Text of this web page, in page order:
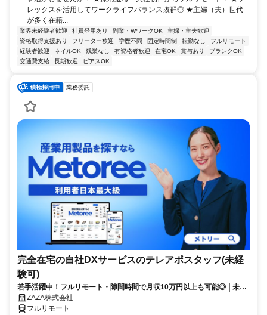
レックスを活用してワークライフバランス抜群◎ ★主婦（夫）世代
が多く在籍...
業界未経験者歓迎 社員登用あり 副業・WワークOK
主婦・主夫歓迎
資格取得支援あり
フリーター歓迎 学歴不問 固定時間制 転勤なし
フルリモート
経験者歓迎
ネイルOK 残業なし 有資格者歓迎 在宅OK 賞与あり
ブランクOK
交通費支給
長期歓迎 ピアスOK
業務委託
完全在宅の自社DXサービスのテレアポスタッフ(未経
験可)
若手活躍中！フルリモート・隙間時間で月収10万円以上も可能◎ │未経
験からインサイドセールスに挑戦
ZAZA株式会社
フルリモート